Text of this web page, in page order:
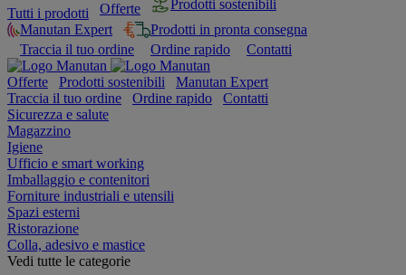
Tutti i prodotti
Offerte
Prodotti sostenibili
Manutan Expert
Prodotti in pronta consegna
Traccia il tuo ordine
Ordine rapido Contatti
Offerte Prodotti sostenibili
Manutan Expert
Traccia il tuo ordine
Ordine rapido
Contatti
Sicurezza e salute
Magazzino
Igiene
Ufficio e smart working
Imballaggio e contenitori
Forniture industriali e utensili
Spazi esterni
Ristorazione
Colla, adesivo e mastice
Vedi tutte le categorie